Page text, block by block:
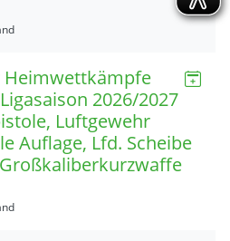
Heimwettkämpfe
2026/2027
Luftgewehr
Auflage, Lfd. Scheibe